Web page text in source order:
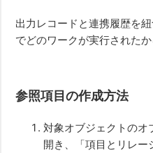
出力レコードと連携履歴を
でどのワークが実行されたか
参照項目の作成方法
対象オブジェクトのオ
開き、「項目とリレー